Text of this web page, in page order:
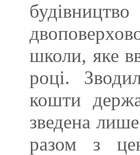
школи, яке
році.
кошти
зведена
разом з